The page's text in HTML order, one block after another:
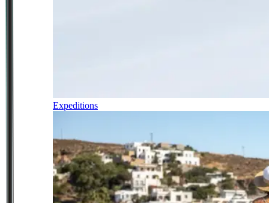
Expeditions